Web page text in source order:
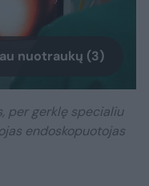
nuotraukų (3)
per gerklę specialiu
endoskopuotojas